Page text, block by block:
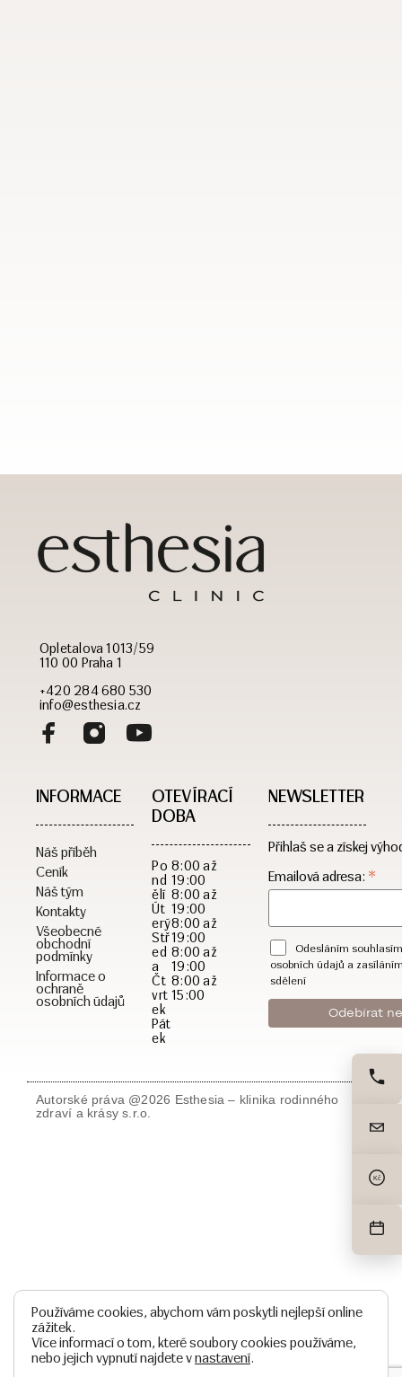
Opletalova 1013/59
110 00 Praha 1
+420 284 680 530
info@esthesia.cz
INFORMACE
Náš příběh
Ceník
Náš tým
Kontakty
Všeobecné
obchodní
podmínky
Informace o
ochraně
osobních údajů
OTEVÍRACÍ
DOBA​
Po
nd
ělí
Út
erý
Stř
ed
a
Čt
vrt
ek
Pát
ek
8:00 až
19:00
8:00 až
19:00
8:00 až
19:00
8:00 až
19:00
8:00 až
15:00
NEWSLETTER
Přihlaš se a získej
Emailová adresa: *
Odesláním
osobních údajů a
sdělení
Autorské práva @2026 Esthesia – klinika rodinného
zdraví a krásy s.r.o.
Používáme cookies, abychom vám poskytli nejlepší online
zážitek.
Více informací o tom, které soubory cookies používáme,
nebo jejich vypnutí najdete vnastavení.
Kč